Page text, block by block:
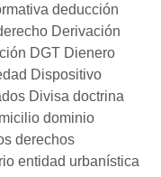
deducción
Derivación
DGT Dienero
Dispositivo
Divisa doctrina
dominio
derechos
entidad urbanística